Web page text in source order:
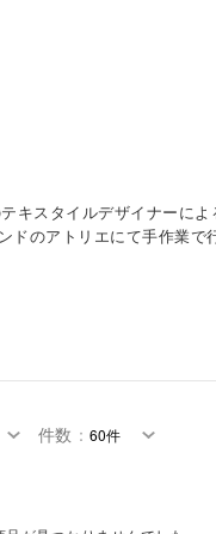
スタイルデザイナーに
のアトリエにて手作業
件数 ：